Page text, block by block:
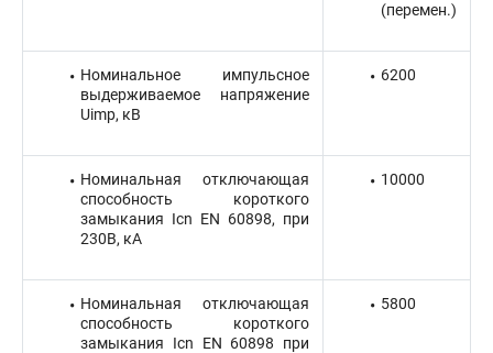
(перемен.)
Номинальное импульсное
выдерживаемое напряжение
Uimp, кВ
6200
Номинальная отключающая
способность короткого
замыкания Icn EN 60898, при
230В, кА
10000
Номинальная отключающая
способность короткого
замыкания Icn EN 60898 при
5800